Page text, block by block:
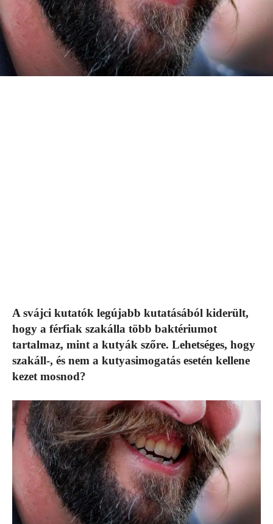
A svájci kutatók legújabb kutatásából kiderült,
hogy a férfiak szakálla több baktériumot
tartalmaz, mint a kutyák szőre. Lehetséges, hogy
szakáll-, és nem a kutyasimogatás esetén kellene
kezet mosnod?